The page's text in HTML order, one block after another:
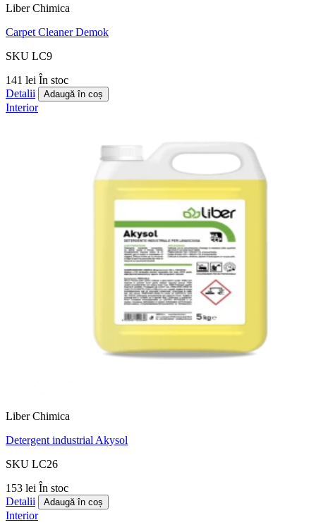
Liber Chimica
Carpet Cleaner Demok
SKU LC9
141 lei În stoc
Detalii
Adaugă în coș
Interior
Liber Chimica
Detergent industrial Akysol
SKU LC26
153 lei În stoc
Detalii
Adaugă în coș
Interior